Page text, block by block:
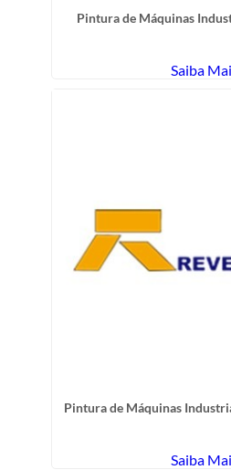
Pintura de Máquinas
Saiba
Pintura de Máquinas
Saiba